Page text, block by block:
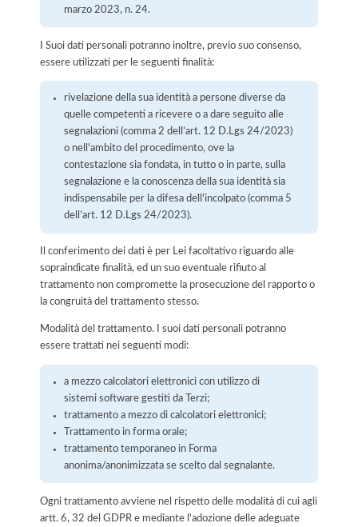
marzo 2023, n. 24.
I Suoi dati personali potranno inoltre, previo suo consenso,
essere utilizzati per le seguenti finalità:
rivelazione della sua identità a persone diverse da
quelle competenti a ricevere o a dare seguito alle
segnalazioni (comma 2 dell’art. 12 D.Lgs 24/2023)
o nell'ambito del procedimento, ove la
contestazione sia fondata, in tutto o in parte, sulla
segnalazione e la conoscenza della sua identità sia
indispensabile per la difesa dell'incolpato (comma 5
dell’art. 12 D.Lgs 24/2023).
Il conferimento dei dati è per Lei facoltativo riguardo alle
sopraindicate finalità, ed un suo eventuale rifiuto al
trattamento non compromette la prosecuzione del rapporto o
la congruità del trattamento stesso.
Modalità del trattamento. I suoi dati personali potranno
essere trattati nei seguenti modi:
a mezzo calcolatori elettronici con utilizzo di
sistemi software gestiti da Terzi;
trattamento a mezzo di calcolatori elettronici;
Trattamento in forma orale;
trattamento temporaneo in Forma
anonima/anonimizzata se scelto dal segnalante.
Ogni trattamento avviene nel rispetto delle modalità di cui agli
artt. 6, 32 del GDPR e mediante l'adozione delle adeguate